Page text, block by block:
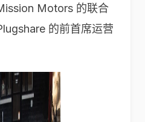
Motors 的联合
的前首席运营